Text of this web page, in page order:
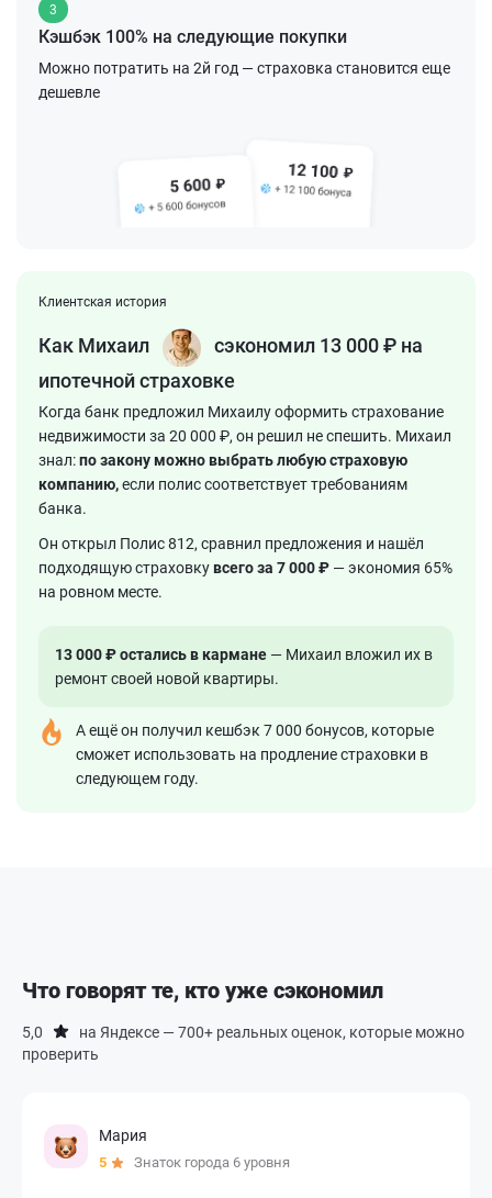
3
Кэшбэк 100% на следующие покупки
Можно потратить на 2й год — страховка становится еще
дешевле
Клиентская история
Как Михаил сэкономил 13 000 ₽ на
ипотечной страховке
Когда банк предложил Михаилу оформить страхование
недвижимости за 20 000 ₽, он решил не спешить. Михаил
знал:по закону можно выбрать любую страховую
компанию,если полис соответствует требованиям
банка.
Он открыл Полис 812, сравнил предложения и нашёл
подходящую страховкувсего за 7 000 ₽ — экономия 65%
на ровном месте.
13 000 ₽ остались в кармане — Михаил вложил их в
ремонт своей новой квартиры.
А ещё он получил кешбэк 7 000 бонусов, которые
сможет использовать на продление страховки в
следующем году.
Что говорят те, кто уже сэкономил
5,0
на Яндексе — 700+ реальных оценок, которые можно
проверить
Мария
5 Знаток города 6 уровня